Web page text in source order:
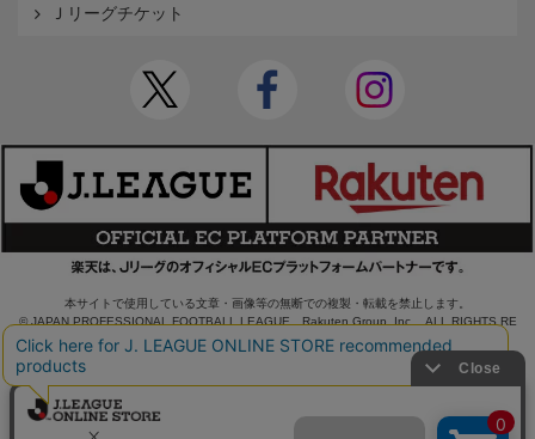
Ｊリーグチケット
本サイトで使用している文章・画像等の無断での複製・転載を禁止します。
© JAPAN PROFESSIONAL FOOTBALL LEAGUE Rakuten Group, Inc. ALL RIGHTS RE
SERVED.